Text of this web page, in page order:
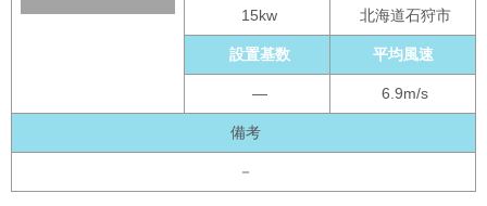
15kw 北海道石狩市
設置基数 平均風速
― 6.9m/s
備考
－